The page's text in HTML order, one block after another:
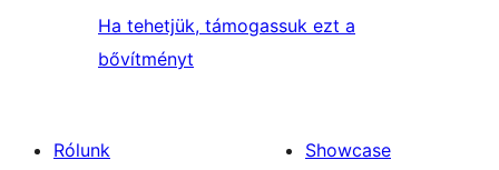
Ha tehetjük, támogassuk ezt a
bővítményt
Rólunk
Showcase